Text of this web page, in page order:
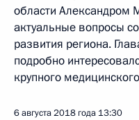
области Александром
актуальные вопросы
развития региона.
подробно
крупного
6 августа 2018 года 13:30